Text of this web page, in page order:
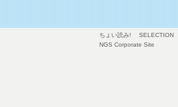
ちょい読み! SELECTION
NGS Corporate Site